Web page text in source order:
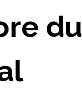
du